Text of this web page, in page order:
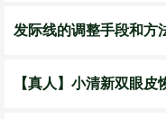
发际线的调整手段和方
【真人】小清新双眼皮